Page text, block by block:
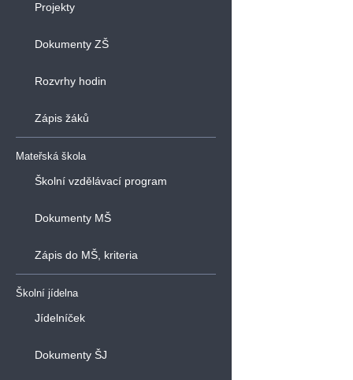
Projekty
Dokumenty ZŠ
Rozvrhy hodin
Zápis žáků
Mateřská škola
Školní vzdělávací program
Dokumenty MŠ
Zápis do MŠ, kriteria
Školní jídelna
Jídelníček
Dokumenty ŠJ